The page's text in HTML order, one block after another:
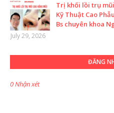
Trị khối lồi trụ mũi
Kỹ Thuật Cao
Bs chuyên khoa
July 29, 2026
ĐĂNG
0 Nhận xét